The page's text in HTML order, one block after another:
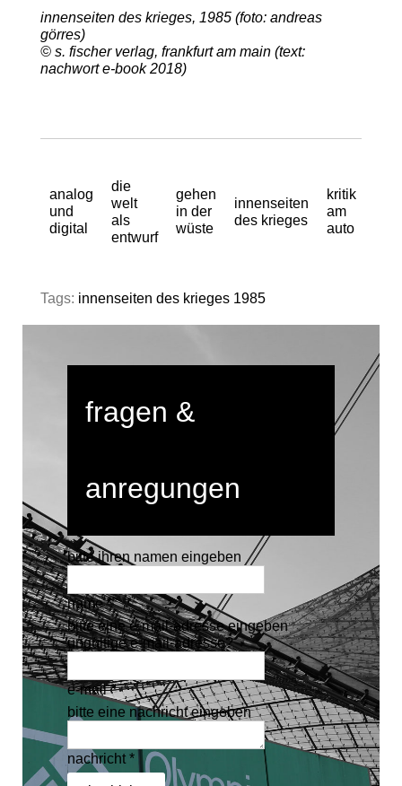
innenseiten des krieges, 1985 (foto: andreas
görres)
© s. fischer verlag, frankfurt am main (text:
nachwort e-book 2018)
analog
und
digital
die
welt
als
entwurf
gehen
in der
wüste
innenseiten
des krieges
kritik
am
auto
Tags: innenseiten des krieges 1985
fragen &
anregungen
bitte ihren namen eingeben
name *
bitte eine e-mail-adresse eingeben
ungültige e-mail-adresse?
e-mail *
bitte eine nachricht eingeben
nachricht *